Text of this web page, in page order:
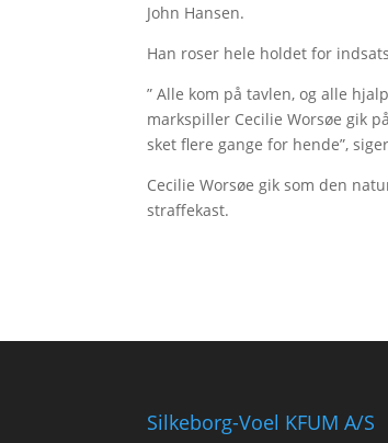
John Hansen.
Han roser hele holdet for
” Alle kom på tavlen, og alle
markspiller Cecilie Worsøe gik
sket flere gange for hende”,
Cecilie Worsøe gik som den
straffekast.
Silkeborg-Voel KFUM A/S